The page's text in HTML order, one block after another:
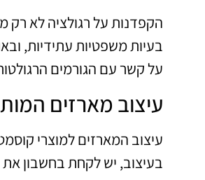
הקפדנות על רגולציה לא רק
בעיות משפטיות עתידיות,
על קשר עם הגורמים
עיצוב מארזים
עיצוב המארזים למוצרי
בעיצוב, יש לקחת בחשבון